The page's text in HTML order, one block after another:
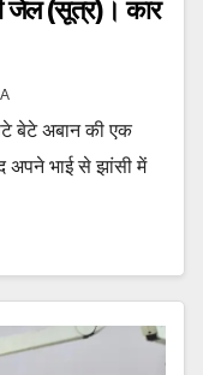
जेल (सूत्र)। कार
बेटे अबान की एक
अपने भाई से झांसी में